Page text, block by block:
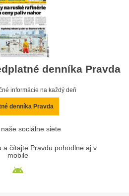
denníka Pravda
informácie na každý deň
denníka Pravda
sociálne siete
a čítajte Pravdu pohodlne aj v
mobile